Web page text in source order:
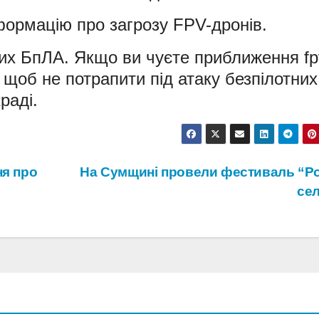
про загрозу FPV-дронів.
БпЛА. Якщо ви чуєте приближення
не потрапити під атаку безпілотних
На Сумщині провели фестиваль
про